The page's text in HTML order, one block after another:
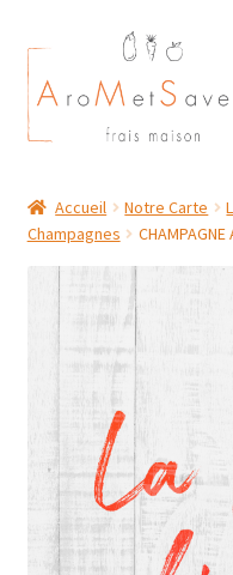
Aller
à
la
navigation
Aller
au
contenu
Plat du Jour/ Menu Week
NOS BOUTIQUES
MON COMPTE
Accueil Notre Carte
Champagnes
CHAMPAGNE